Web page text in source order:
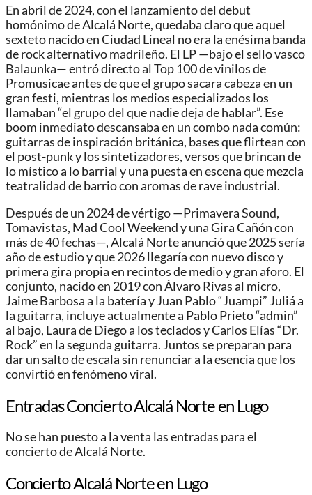
En abril de 2024, con el lanzamiento del debut
homónimo de Alcalá Norte, quedaba claro que aquel
sexteto nacido en Ciudad Lineal no era la enésima banda
de rock alternativo madrileño. El LP —bajo el sello vasco
Balaunka— entró directo al Top 100 de vinilos de
Promusicae antes de que el grupo sacara cabeza en un
gran festi, mientras los medios especializados los
llamaban “el grupo del que nadie deja de hablar”. Ese
boom inmediato descansaba en un combo nada común:
guitarras de inspiración británica, bases que flirtean con
el post-punk y los sintetizadores, versos que brincan de
lo místico a lo barrial y una puesta en escena que mezcla
teatralidad de barrio con aromas de rave industrial.
Después de un 2024 de vértigo —Primavera Sound,
Tomavistas, Mad Cool Weekend y una Gira Cañón con
más de 40 fechas—, Alcalá Norte anunció que 2025 sería
año de estudio y que 2026 llegaría con nuevo disco y
primera gira propia en recintos de medio y gran aforo. El
conjunto, nacido en 2019 con Álvaro Rivas al micro,
Jaime Barbosa a la batería y Juan Pablo “Juampi” Juliá a
la guitarra, incluye actualmente a Pablo Prieto “admin”
al bajo, Laura de Diego a los teclados y Carlos Elías “Dr.
Rock” en la segunda guitarra. Juntos se preparan para
dar un salto de escala sin renunciar a la esencia que los
convirtió en fenómeno viral.
Entradas Concierto Alcalá Norteen Lugo
No se han puesto a la venta las entradas para el
concierto de Alcalá Norte.
Concierto Alcalá Norte en Lugo